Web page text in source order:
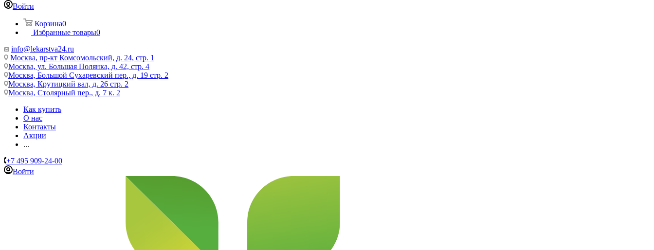
Войти
Корзина0
Избранные товары0
info@lekarstva24.ru
Москва, пр-кт Комсомольский, д. 24, стр. 1
Москва, ул. Большая Полянка, д. 42, стр. 4
Москва, Большой Сухаревский пер., д. 19 стр. 2
Москва, Крутицкий вал, д. 26 стр. 2
Москва, Столярный пер., д. 7 к. 2
Как купить
О нас
Контакты
Акции
...
+7 495 909-24-00
Войти